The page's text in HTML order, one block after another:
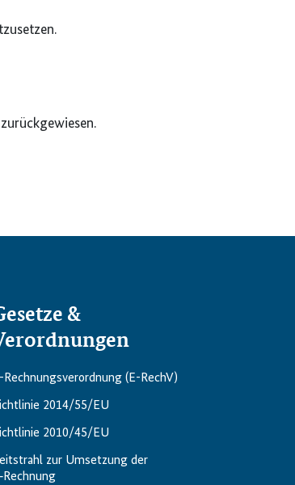
&
Rechnungsverordnung (E-RechV)
2014/55/EU
2010/45/EU
zur Umsetzung der